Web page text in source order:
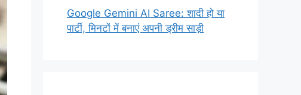
Google Gemini AI Saree: शादी हो या
पार्टी, मिनटों में बनाएं अपनी ड्रीम साड़ी